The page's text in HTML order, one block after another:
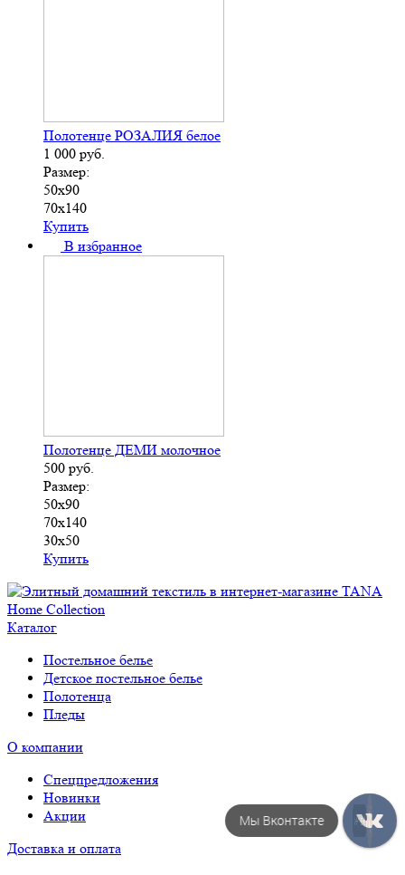
Полотенце РОЗАЛИЯ белое
1 000 руб.
Размер:
50х90
70х140
Купить
В избранное
Полотенце ДЕМИ молочное
500 руб.
Размер:
50х90
70х140
30х50
Купить
Каталог
Постельное белье
Детское постельное белье
Полотенца
Пледы
О компании
Спецпредложения
Новинки
Акции
Доставка и оплата
Закажите звонок!